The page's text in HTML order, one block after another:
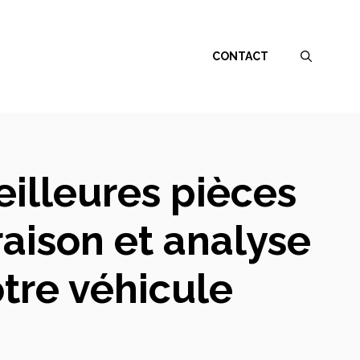
CONTACT
pièces
et analyse
véhicule